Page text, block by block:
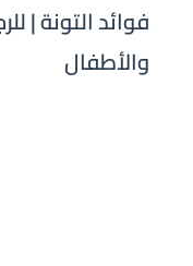
فوائد التونة |
والأطفال